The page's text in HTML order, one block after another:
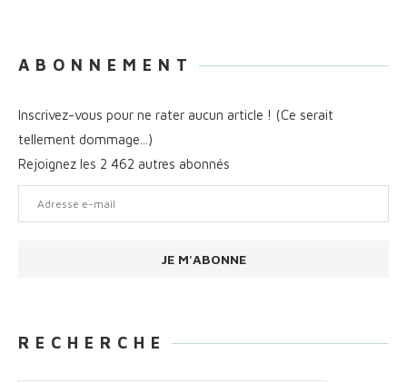
A B O N N E M E N T
Inscrivez-vous pour ne rater aucun article ! (Ce serait
tellement dommage...)
Rejoignez les 2 462 autres abonnés
e-
JE M'ABONNE
R E C H E R C H E